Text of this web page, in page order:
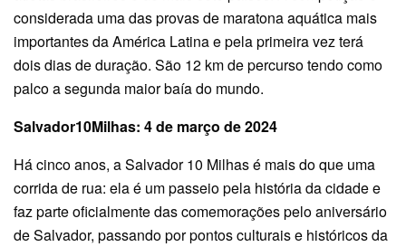
considerada uma das provas de maratona aquática mais
importantes da América Latina e pela primeira vez terá
dois dias de duração. São 12 km de percurso tendo como
palco a segunda maior baía do mundo.
Salvador10Milhas: 4 de março de 2024
Há cinco anos, a Salvador 10 Milhas é mais do que uma
corrida de rua: ela é um passeio pela história da cidade e
faz parte oficialmente das comemorações pelo aniversário
de Salvador, passando por pontos culturais e históricos da